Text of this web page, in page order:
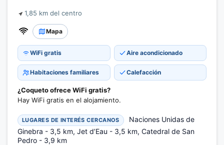
1,85 km del centro
Mapa
WiFi gratis Aire acondicionado
Habitaciones familiares Calefacción
¿Coqueto ofrece WiFi gratis?
Hay WiFi gratis en el alojamiento.
LUGARES DE INTERÉS CERCANOS
Naciones Unidas de
Ginebra - 3,5 km, Jet d’Eau - 3,5 km, Catedral de San
Pedro - 3,9 km